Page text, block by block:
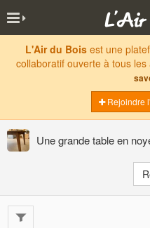
L'Air du Boisest une
collaboratif ouverte à tous les
Rejoindre
Une grande table en